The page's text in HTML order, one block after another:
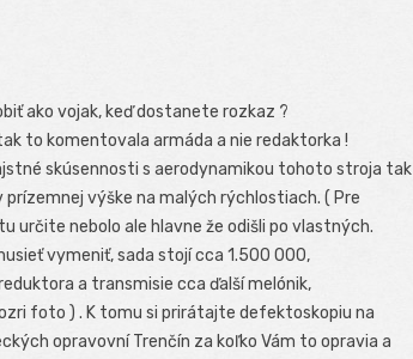
ako vojak, keď dostanete rozkaz ?
to komentovala armáda a nie redaktorka !
skúsennosti s aerodynamikou tohoto stroja tak
výške na malých rýchlostiach. ( Pre
určite nebolo ale hlavne že odišli po vlastných.
vymeniť, sada stojí cca 1.500 000,
a transmisie cca ďalší melónik,
foto ) . K tomu si prirátajte defektoskopiu na
opravovní Trenčín za koľko Vám to opravia a